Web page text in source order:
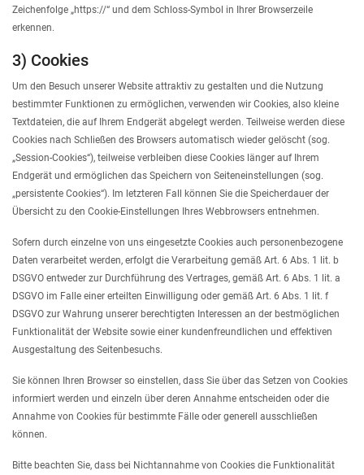
Zeichenfolge „https://“ und dem Schloss-Symbol in Ihrer Browserzeile
erkennen.
3) Cookies
Um den Besuch unserer Website attraktiv zu gestalten und die Nutzung
bestimmter Funktionen zu ermöglichen, verwenden wir Cookies, also kleine
Textdateien, die auf Ihrem Endgerät abgelegt werden. Teilweise werden diese
Cookies nach Schließen des Browsers automatisch wieder gelöscht (sog.
„Session-Cookies“), teilweise verbleiben diese Cookies länger auf Ihrem
Endgerät und ermöglichen das Speichern von Seiteneinstellungen (sog.
„persistente Cookies“). Im letzteren Fall können Sie die Speicherdauer der
Übersicht zu den Cookie-Einstellungen Ihres Webbrowsers entnehmen.
Sofern durch einzelne von uns eingesetzte Cookies auch personenbezogene
Daten verarbeitet werden, erfolgt die Verarbeitung gemäß Art. 6 Abs. 1 lit. b
DSGVO entweder zur Durchführung des Vertrages, gemäß Art. 6 Abs. 1 lit. a
DSGVO im Falle einer erteilten Einwilligung oder gemäß Art. 6 Abs. 1 lit. f
DSGVO zur Wahrung unserer berechtigten Interessen an der bestmöglichen
Funktionalität der Website sowie einer kundenfreundlichen und effektiven
Ausgestaltung des Seitenbesuchs.
Sie können Ihren Browser so einstellen, dass Sie über das Setzen von Cookies
informiert werden und einzeln über deren Annahme entscheiden oder die
Annahme von Cookies für bestimmte Fälle oder generell ausschließen
können.
Bitte beachten Sie, dass bei Nichtannahme von Cookies die Funktionalität